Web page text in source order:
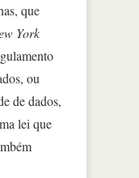
que
York
ou
de dados,
lei que